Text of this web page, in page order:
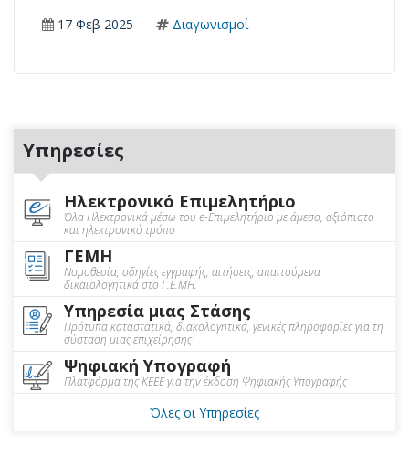
17 Φεβ 2025 Διαγωνισμοί
Υπηρεσίες
Ηλεκτρονικό Επιμελητήριο
Όλα Ηλεκτρονικά μέσω του e-Επιμελητήριο με άμεσο, αξιόπιστο
και ηλεκτρονικό τρόπο
ΓΕΜΗ
Νομοθεσία, οδηγίες εγγραφής, αιτήσεις, απαιτούμενα
δικαιολογητικά στο Γ.Ε.ΜΗ.
Υπηρεσία μιας Στάσης
Πρότυπα καταστατικά, διακολογητικά, γενικές πληροφορίες για τη
σύσταση μιας επιχείρησης
Ψηφιακή Υπογραφή
Πλατφόρμα της ΚΕΕΕ για την έκδοση Ψηφιακής Υπογραφής
Όλες οι Υπηρεσίες